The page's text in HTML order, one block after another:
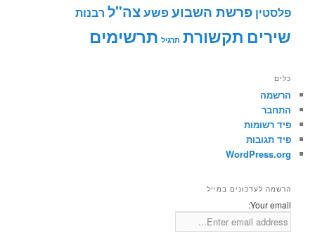
פלסטין פרשת השבועפשעצה"ל רבנות
שירים תקשורת תרגיל תרשימים
כלים
הרשמה
התחבר
פיד רשומות
פיד תגובות
WordPress.org
הרשמה לעדכונים במייל
Your email: